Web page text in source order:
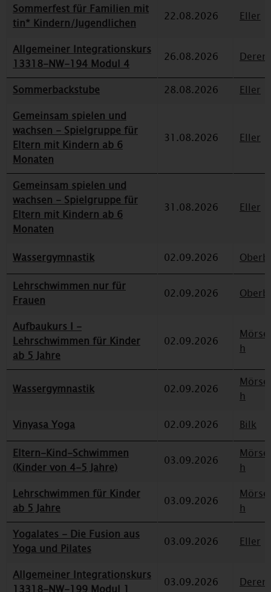
Sommerfest für Familien mit
tin* Kindern/Jugendlichen
22.08.2026 Eller
Allgemeiner Integrationskurs
13318-NW-194 Modul 4
26.08.2026
Sommerbackstube 28.08.2026
Eller
Gemeinsam spielen und
wachsen - Spielgruppe für
Eltern mit Kindern ab 6
Monaten
31.08.2026 Eller
Gemeinsam spielen und
wachsen - Spielgruppe für
Eltern mit Kindern ab 6
Monaten
31.08.2026 Eller
Wassergymnastik 02.09.2026
Lehrschwimmen nur für
Frauen
02.09.2026
Aufbaukurs I -
Lehrschwimmen für Kinder
ab 5 Jahre
02.09.2026
h
Wassergymnastik 02.09.2026
h
Vinyasa Yoga
02.09.2026
Bilk
Eltern-Kind-Schwimmen
(Kinder von 4-5 Jahre)
03.09.2026
h
Lehrschwimmen für Kinder
ab 5 Jahre
03.09.2026
h
Yogalates - Die Fusion aus
Yoga und Pilates
03.09.2026 Eller
Allgemeiner Integrationskurs
03.09.2026